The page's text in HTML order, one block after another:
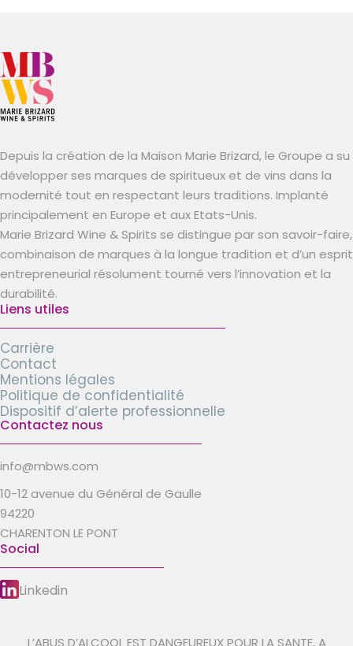
Depuis la création de la Maison Marie Brizard, le Groupe a su
développer ses marques de spiritueux et de vins dans la
modernité tout en respectant leurs traditions. Implanté
principalement en Europe et aux Etats-Unis.
Marie Brizard Wine & Spirits se distingue par son savoir-faire,
combinaison de marques à la longue tradition et d’un esprit
entrepreneurial résolument tourné vers l’innovation et la
durabilité.
Liens utiles
Carrière
Contact
Mentions légales
Politique de confidentialité
Dispositif d’alerte professionnelle
Contactez nous
info@mbws.com
10-12 avenue du Général de Gaulle
94220
CHARENTON LE PONT
Social
Linkedin
L’ABUS D’ALCOOL EST DANGEUREUX POUR LA SANTE, A